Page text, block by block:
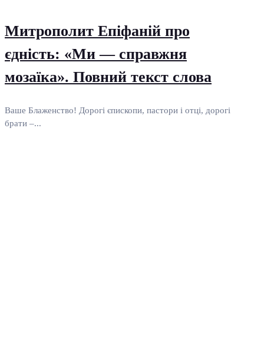
Митрополит Епіфаній про
єдність: «Ми — справжня
мозаїка». Повний текст слова
Ваше Блаженство! Дорогі єпископи, пастори і отці, дорогі
брати –...